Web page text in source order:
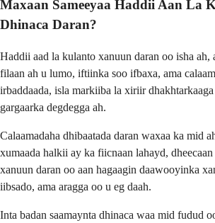
Maxaan Sameeyaa Haddii Aan La
Dhinaca Daran?
Haddii aad la kulanto xanuun daran oo isha ah,
filaan ah u lumo, iftiinka soo ifbaxa, ama
irbaddaada, isla markiiba la xiriir
gargaarka degdegga ah.
Calaamadaha dhibaatada daran waxaa ka mid
xumaada halkii ay ka fiicnaan lahayd, dheecaan
xanuun daran oo aan hagaagin daawooyinka
iibsado, ama aragga oo u eg daah.
Inta badan saamaynta dhinaca waa mid fudud